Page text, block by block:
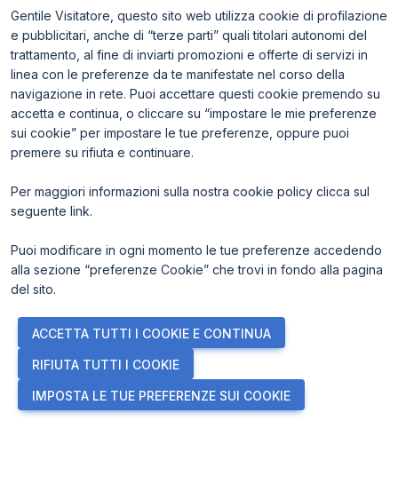
Gentile Visitatore, questo sito web utilizza cookie di profilazione
e pubblicitari, anche di “terze parti” quali titolari autonomi del
trattamento, al fine di inviarti promozioni e offerte di servizi in
linea con le preferenze da te manifestate nel corso della
navigazione in rete. Puoi accettare questi cookie premendo su
accetta e continua, o cliccare su “impostare le mie preferenze
sui cookie” per impostare le tue preferenze, oppure puoi
premere su rifiuta e continuare.
Per maggiori informazioni sulla nostra cookie policy clicca sul
seguente link.
Puoi modificare in ogni momento le tue preferenze accedendo
alla sezione “preferenze Cookie” che trovi in fondo alla pagina
del sito.
ACCETTA TUTTI I COOKIE E CONTINUA
RIFIUTA TUTTI I COOKIE
IMPOSTA LE TUE PREFERENZE SUI COOKIE
Contatti
FAQ
Visita
Perché visitare
Biglietti
Area riservata visitatori
Esponi
Perché esporre
Diventa espositore
Area riservata espositori
ENTI CERTIFICATORI